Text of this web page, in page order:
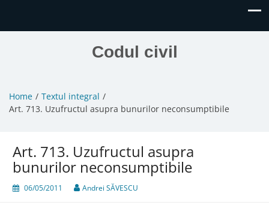
Codul civil
Home
Textul integral
Art. 713. Uzufructul asupra bunurilor neconsumptibile
Art. 713. Uzufructul asupra
bunurilor neconsumptibile
06/05/2011 Andrei SĂVESCU